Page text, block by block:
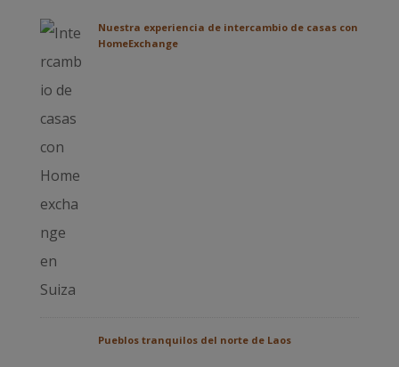
Nuestra experiencia de intercambio de casas con
HomeExchange
Pueblos tranquilos del norte de Laos